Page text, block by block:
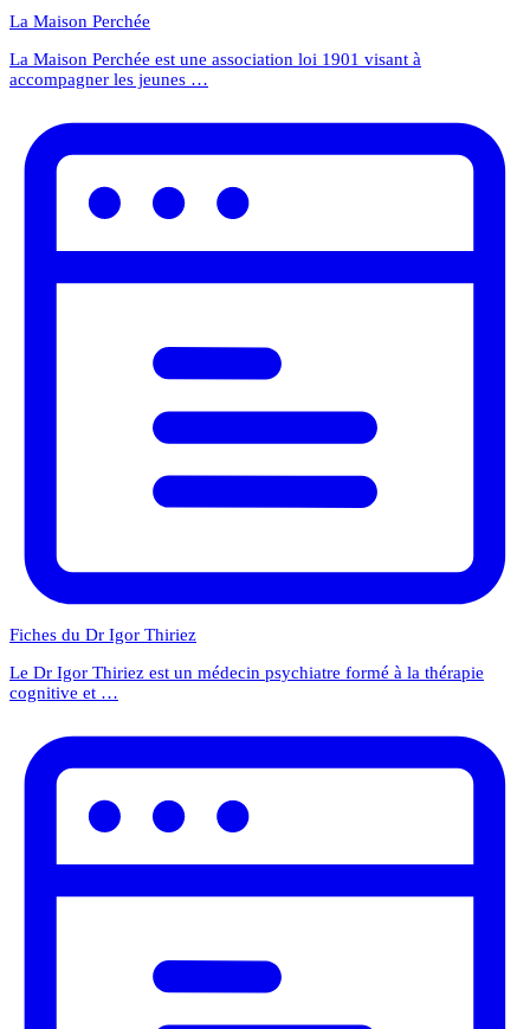
La Maison Perchée
La Maison Perchée est une association loi 1901 visant à
accompagner les jeunes …
Fiches du Dr Igor Thiriez
Le Dr Igor Thiriez est un médecin psychiatre formé à la thérapie
cognitive et …